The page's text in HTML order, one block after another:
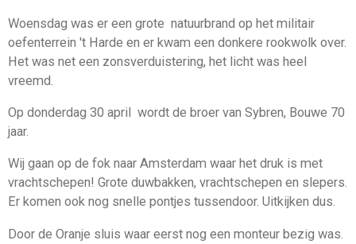
Woensdag was er een grote natuurbrand op het militair
oefenterrein 't Harde en er kwam een donkere rookwolk over.
Het was net een zonsverduistering, het licht was heel
vreemd.
Op donderdag 30 april wordt de broer van Sybren, Bouwe 70
jaar.
Wij gaan op de fok naar Amsterdam waar het druk is met
vrachtschepen! Grote duwbakken, vrachtschepen en slepers.
Er komen ook nog snelle pontjes tussendoor. Uitkijken dus.
Door de Oranje sluis waar eerst nog een monteur bezig was.